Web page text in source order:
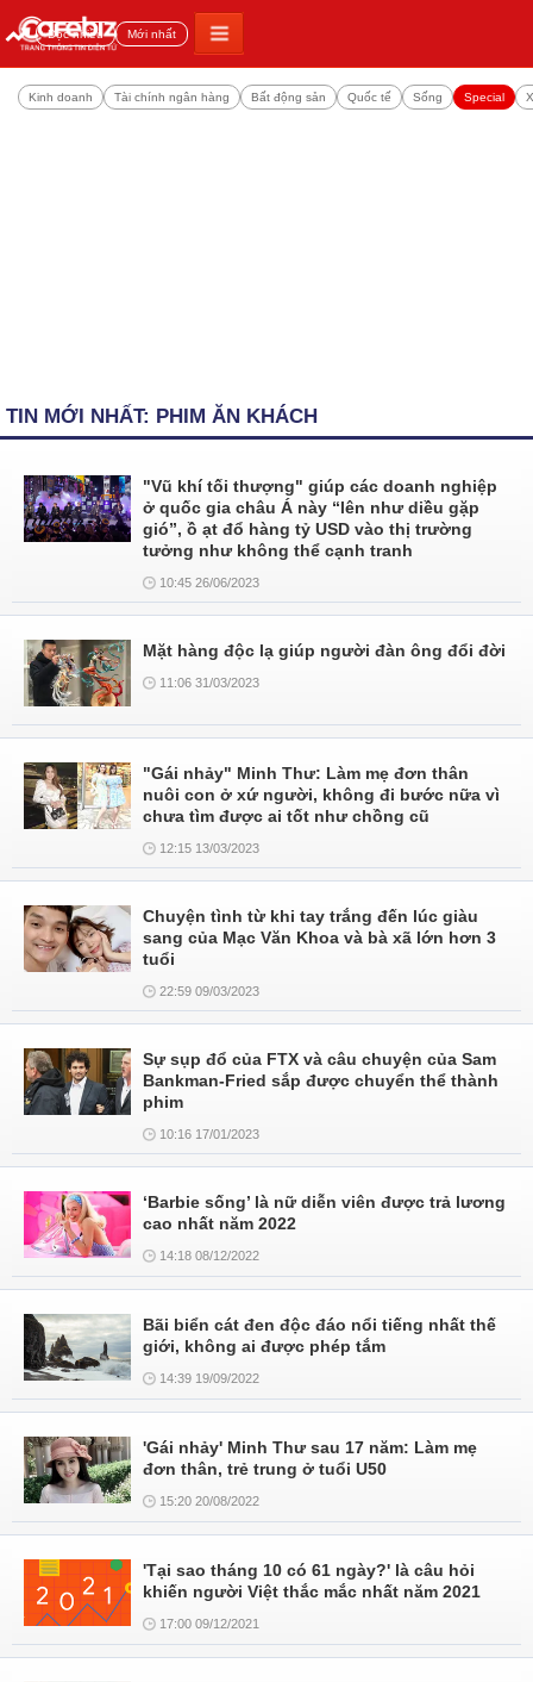
Đọc nhiều Mới nhất
Kinh doanh Tài chính ngân hàng Bất động sản Quốc tế Sống Special
TIN MỚI NHẤT: PHIM ĂN KHÁCH
"Vũ khí tối thượng" giúp các doanh nghiệp
ở quốc gia châu Á này “lên như diều gặp
gió”, ồ ạt đổ hàng tỷ USD vào thị trường
tưởng như không thể cạnh tranh
10:45 26/06/2023
Mặt hàng độc lạ giúp người đàn ông đổi đời
11:06 31/03/2023
"Gái nhảy" Minh Thư: Làm mẹ đơn thân
nuôi con ở xứ người, không đi bước nữa vì
chưa tìm được ai tốt như chồng cũ
12:15 13/03/2023
Chuyện tình từ khi tay trắng đến lúc giàu
sang của Mạc Văn Khoa và bà xã lớn hơn 3
tuổi
22:59 09/03/2023
Sự sụp đổ của FTX và câu chuyện của Sam
Bankman-Fried sắp được chuyển thể thành
phim
10:16 17/01/2023
‘Barbie sống’ là nữ diễn viên được trả lương
cao nhất năm 2022
14:18 08/12/2022
Bãi biển cát đen độc đáo nổi tiếng nhất thế
giới, không ai được phép tắm
14:39 19/09/2022
'Gái nhảy' Minh Thư sau 17 năm: Làm mẹ
đơn thân, trẻ trung ở tuổi U50
15:20 20/08/2022
'Tại sao tháng 10 có 61 ngày?' là câu hỏi
khiến người Việt thắc mắc nhất năm 2021
17:00 09/12/2021